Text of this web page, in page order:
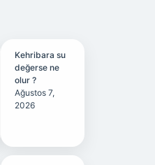
Kehribara su
değerse ne
olur ?
Ağustos 7,
2026